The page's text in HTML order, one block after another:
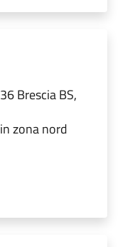
Brescia BS,
zona nord